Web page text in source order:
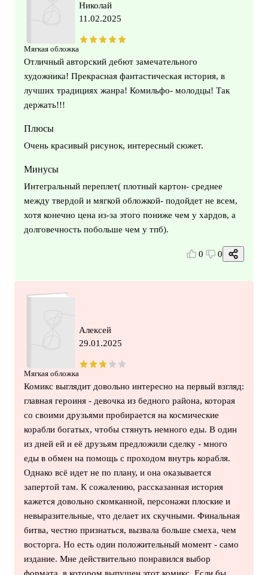
Мягкая обложка
Николай
11.02.2025
Отличный авторский дебют замечательного
художника! Прекрасная фантастическая история, в
лучших традициях жанра! Комильфо- молодцы! Так
держать!!!
Плюсы
Очень красивый рисунок, интересный сюжет.
Минусы
Интегральный переплет( плотный картон- среднее
между твердой и мягкой обложкой- подойдет не всем,
хотя конечно цена из-за этого пониже чем у хардов, а
долговечность побольше чем у тпб).
0 0
Мягкая обложка
Алексей
29.01.2025
Комикс выглядит довольно интересно на первый взгляд:
главная героиня - девочка из бедного района, которая
со своими друзьями пробирается на космические
корабли богатых, чтобы стянуть немного еды. В один
из дней ей и её друзьям предложили сделку - много
еды в обмен на помощь с проходом внутрь корабля.
Однако всё идет не по плану, и она оказывается
запертой там. К сожалению, рассказанная история
кажется довольно скомканной, персонажи плоские и
невыразительные, что делает их скучными. Финальная
битва, честно признаться, вызвала больше смеха, чем
восторга. Но есть один положительный момент - само
издание. Мне действительно понравился выбор